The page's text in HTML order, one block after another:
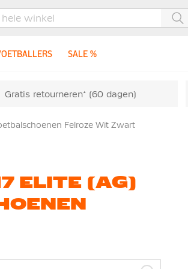
SALE %
Gratis retourneren* (60 dagen)
Felroze Wit Zwart
ELITE (AG)